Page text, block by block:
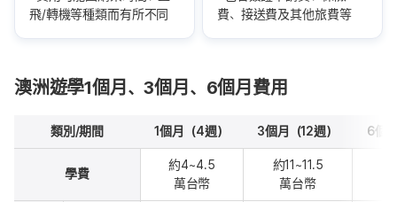
飛/轉機等種類而有所不同
費、接送費及其他旅費等
澳洲遊學1個月、3個月、6個月費用
類別/期間 1個月（4週） 3個月（12週） 6個
學費
約4~4.5
萬台幣
約11~11.5
萬台幣